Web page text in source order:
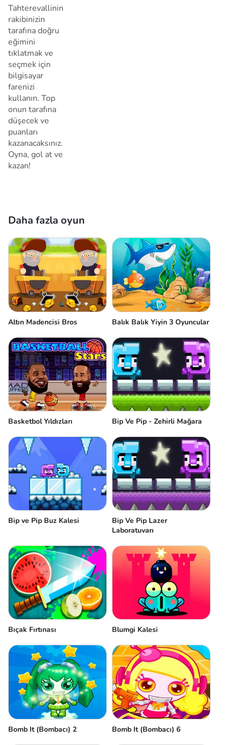
Tahterevallinin
rakibinizin
tarafına doğru
eğimini
tıklatmak ve
seçmek için
bilgisayar
farenizi
kullanın. Top
onun tarafına
düşecek ve
puanları
kazanacaksınız.
Oyna, gol at ve
kazan!
Daha fazla oyun
Altın Madencisi Bros Balık Balık Yiyin 3 Oyuncular
Basketbol Yıldızları Bip Ve Pip - Zehirli Mağara
Bip ve Pip Buz Kalesi
Bip Ve Pip Lazer
Laboratuvarı
Bıçak Fırtınası Blumgi Kalesi
Bomb It (Bombacı) 2 Bomb It (Bombacı) 6